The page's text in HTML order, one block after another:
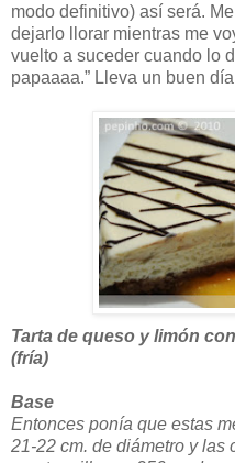
modo definitivo) así será.
dejarlo llorar mientras me
vuelto a suceder cuando lo
papaaaa.” Lleva un buen
Tarta de queso y limón
(fría)
Base
Entonces ponía que estas
21-22 cm. de diámetro y las